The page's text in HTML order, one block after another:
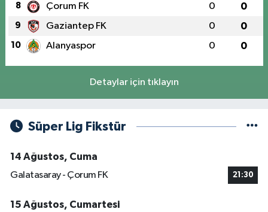
8 Çorum FK 0 0
9 Gaziantep FK 0 0
10 Alanyaspor 0 0
Detaylar için tıklayın
Süper Lig Fikstür
14 Ağustos, Cuma
Galatasaray - Çorum FK
21:30
15 Ağustos, Cumartesi